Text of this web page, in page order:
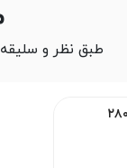
طبق نظر و